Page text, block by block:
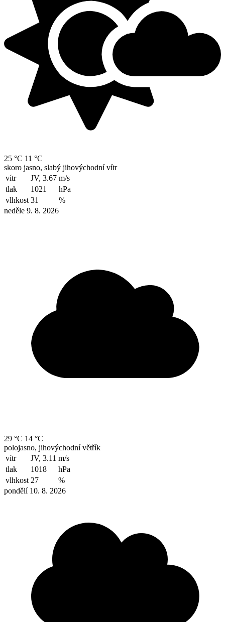
25 °C 11 °C
skoro jasno, slabý jihovýchodní vítr
vítr
JV, 3.67 m/s
tlak
1021
hPa
vlhkost 31
%
neděle 9. 8. 2026
29 °C 14 °C
polojasno, jihovýchodní větřík
vítr
JV, 3.11 m/s
tlak
1018
hPa
vlhkost 27
%
pondělí 10. 8. 2026